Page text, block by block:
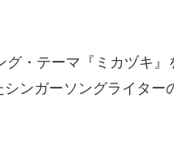
・テーマ『ミカヅキ』
ンガーソングライター